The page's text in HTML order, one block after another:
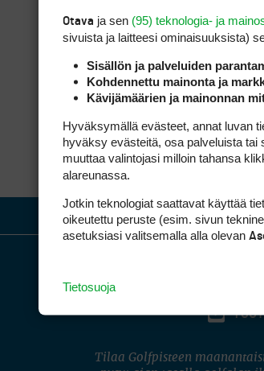
Tilaa Golfpisteen
Otava ja sen (95) teknologia- ja
sivuista ja laitteesi ominaisuuk­sista)
Sisällön ja palveluiden
Kohdennettu mainonta ja
Kävijämäärien ja mainonnan
Hyväksymällä evästeet, annat luvan
hyväksy evästeitä, osa palveluista tai
muuttaa valintojasi milloin tahansa
alareunassa.
Jotkin teknologiat saattavat käyttää
oikeutettu peruste (esim. sivun
asetuksiasi valitsemalla alla olevan
Tietosuoja